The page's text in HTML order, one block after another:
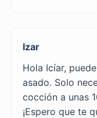
Izar
Hola Icíar,
asado. Solo
cocción a unas
¡Espero que te